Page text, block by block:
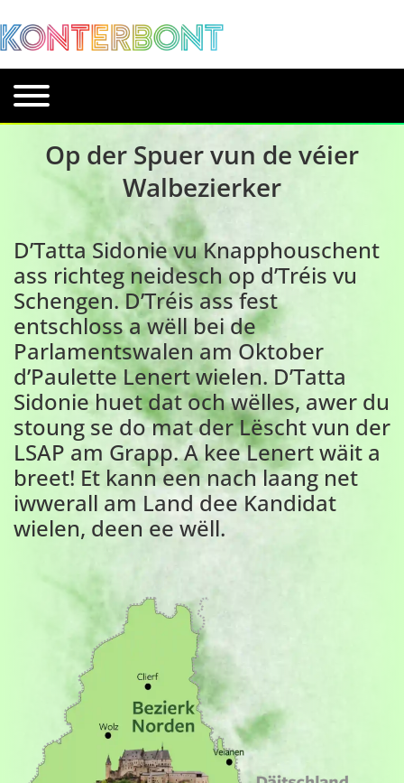
Op der Spuer vun de véier
Walbezierker
D’Tatta Sidonie vu Knapphouschent
ass richteg neidesch op d’Tréis vu
Schengen. D’Tréis ass fest
entschloss a wëll bei de
Parlamentswalen am Oktober
d’Paulette Lenert wielen. D’Tatta
Sidonie huet dat och wëlles, awer du
stoung se do mat der Lëscht vun der
LSAP am Grapp. A kee Lenert wäit a
breet! Et kann een nach laang net
iwwerall am Land dee Kandidat
wielen, deen ee wëll.